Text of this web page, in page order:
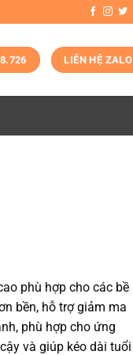
LIÊN HỆ ZALO
phù hợp cho các bề
bền, hỗ trợ giảm ma
phù hợp cho ứng
và giúp kéo dài tuổi